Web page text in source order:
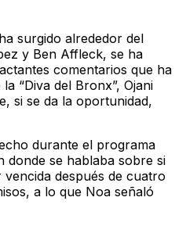
surgido alrededor del
y Ben Affleck, se ha
comentarios que ha
“Diva del Bronx”, Ojani
si se da la oportunidad,
durante el programa
donde se hablaba sobre si
después de cuatro
a lo que Noa señaló